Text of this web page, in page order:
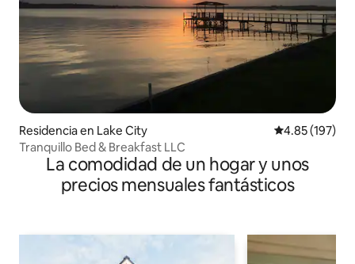
Residencia en Lake City Calificación
4.85 (197)
Tranquillo Bed & Breakfast LLC
La comodidad de un hogar y unos
precios mensuales fantásticos